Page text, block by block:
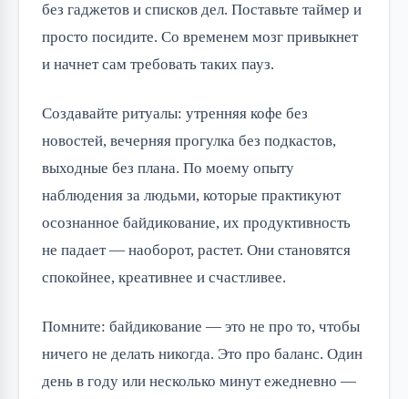
без гаджетов и списков дел. Поставьте таймер и
просто посидите. Со временем мозг привыкнет
и начнет сам требовать таких пауз.
Создавайте ритуалы: утренняя кофе без
новостей, вечерняя прогулка без подкастов,
выходные без плана. По моему опыту
наблюдения за людьми, которые практикуют
осознанное байдикование, их продуктивность
не падает — наоборот, растет. Они становятся
спокойнее, креативнее и счастливее.
Помните: байдикование — это не про то, чтобы
ничего не делать никогда. Это про баланс. Один
день в году или несколько минут ежедневно —